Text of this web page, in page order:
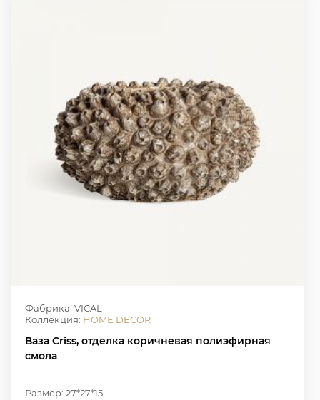
Фабрика: VICAL
Коллекция: HOME DECOR
Ваза Criss, отделка коричневая полиэфирная
смола
Размер: 27*27*15